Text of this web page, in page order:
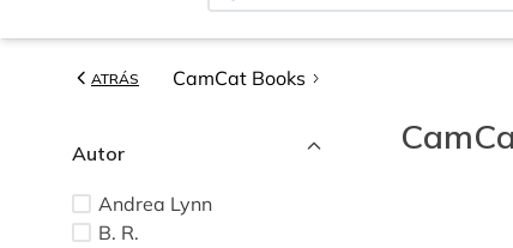
ATRÁS CamCat Books
Autor
Andrea Lynn
B. R.